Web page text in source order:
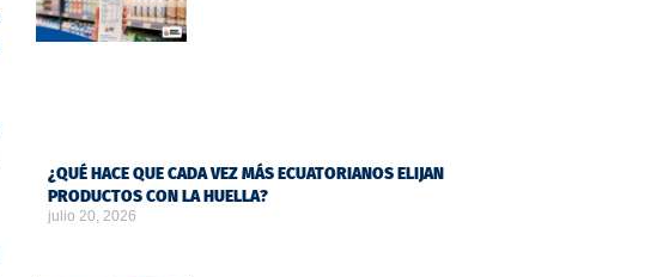
¿QUÉ HACE QUE CADA VEZ MÁS ECUATORIANOS ELIJAN
PRODUCTOS CON LA HUELLA?
julio 20, 2026